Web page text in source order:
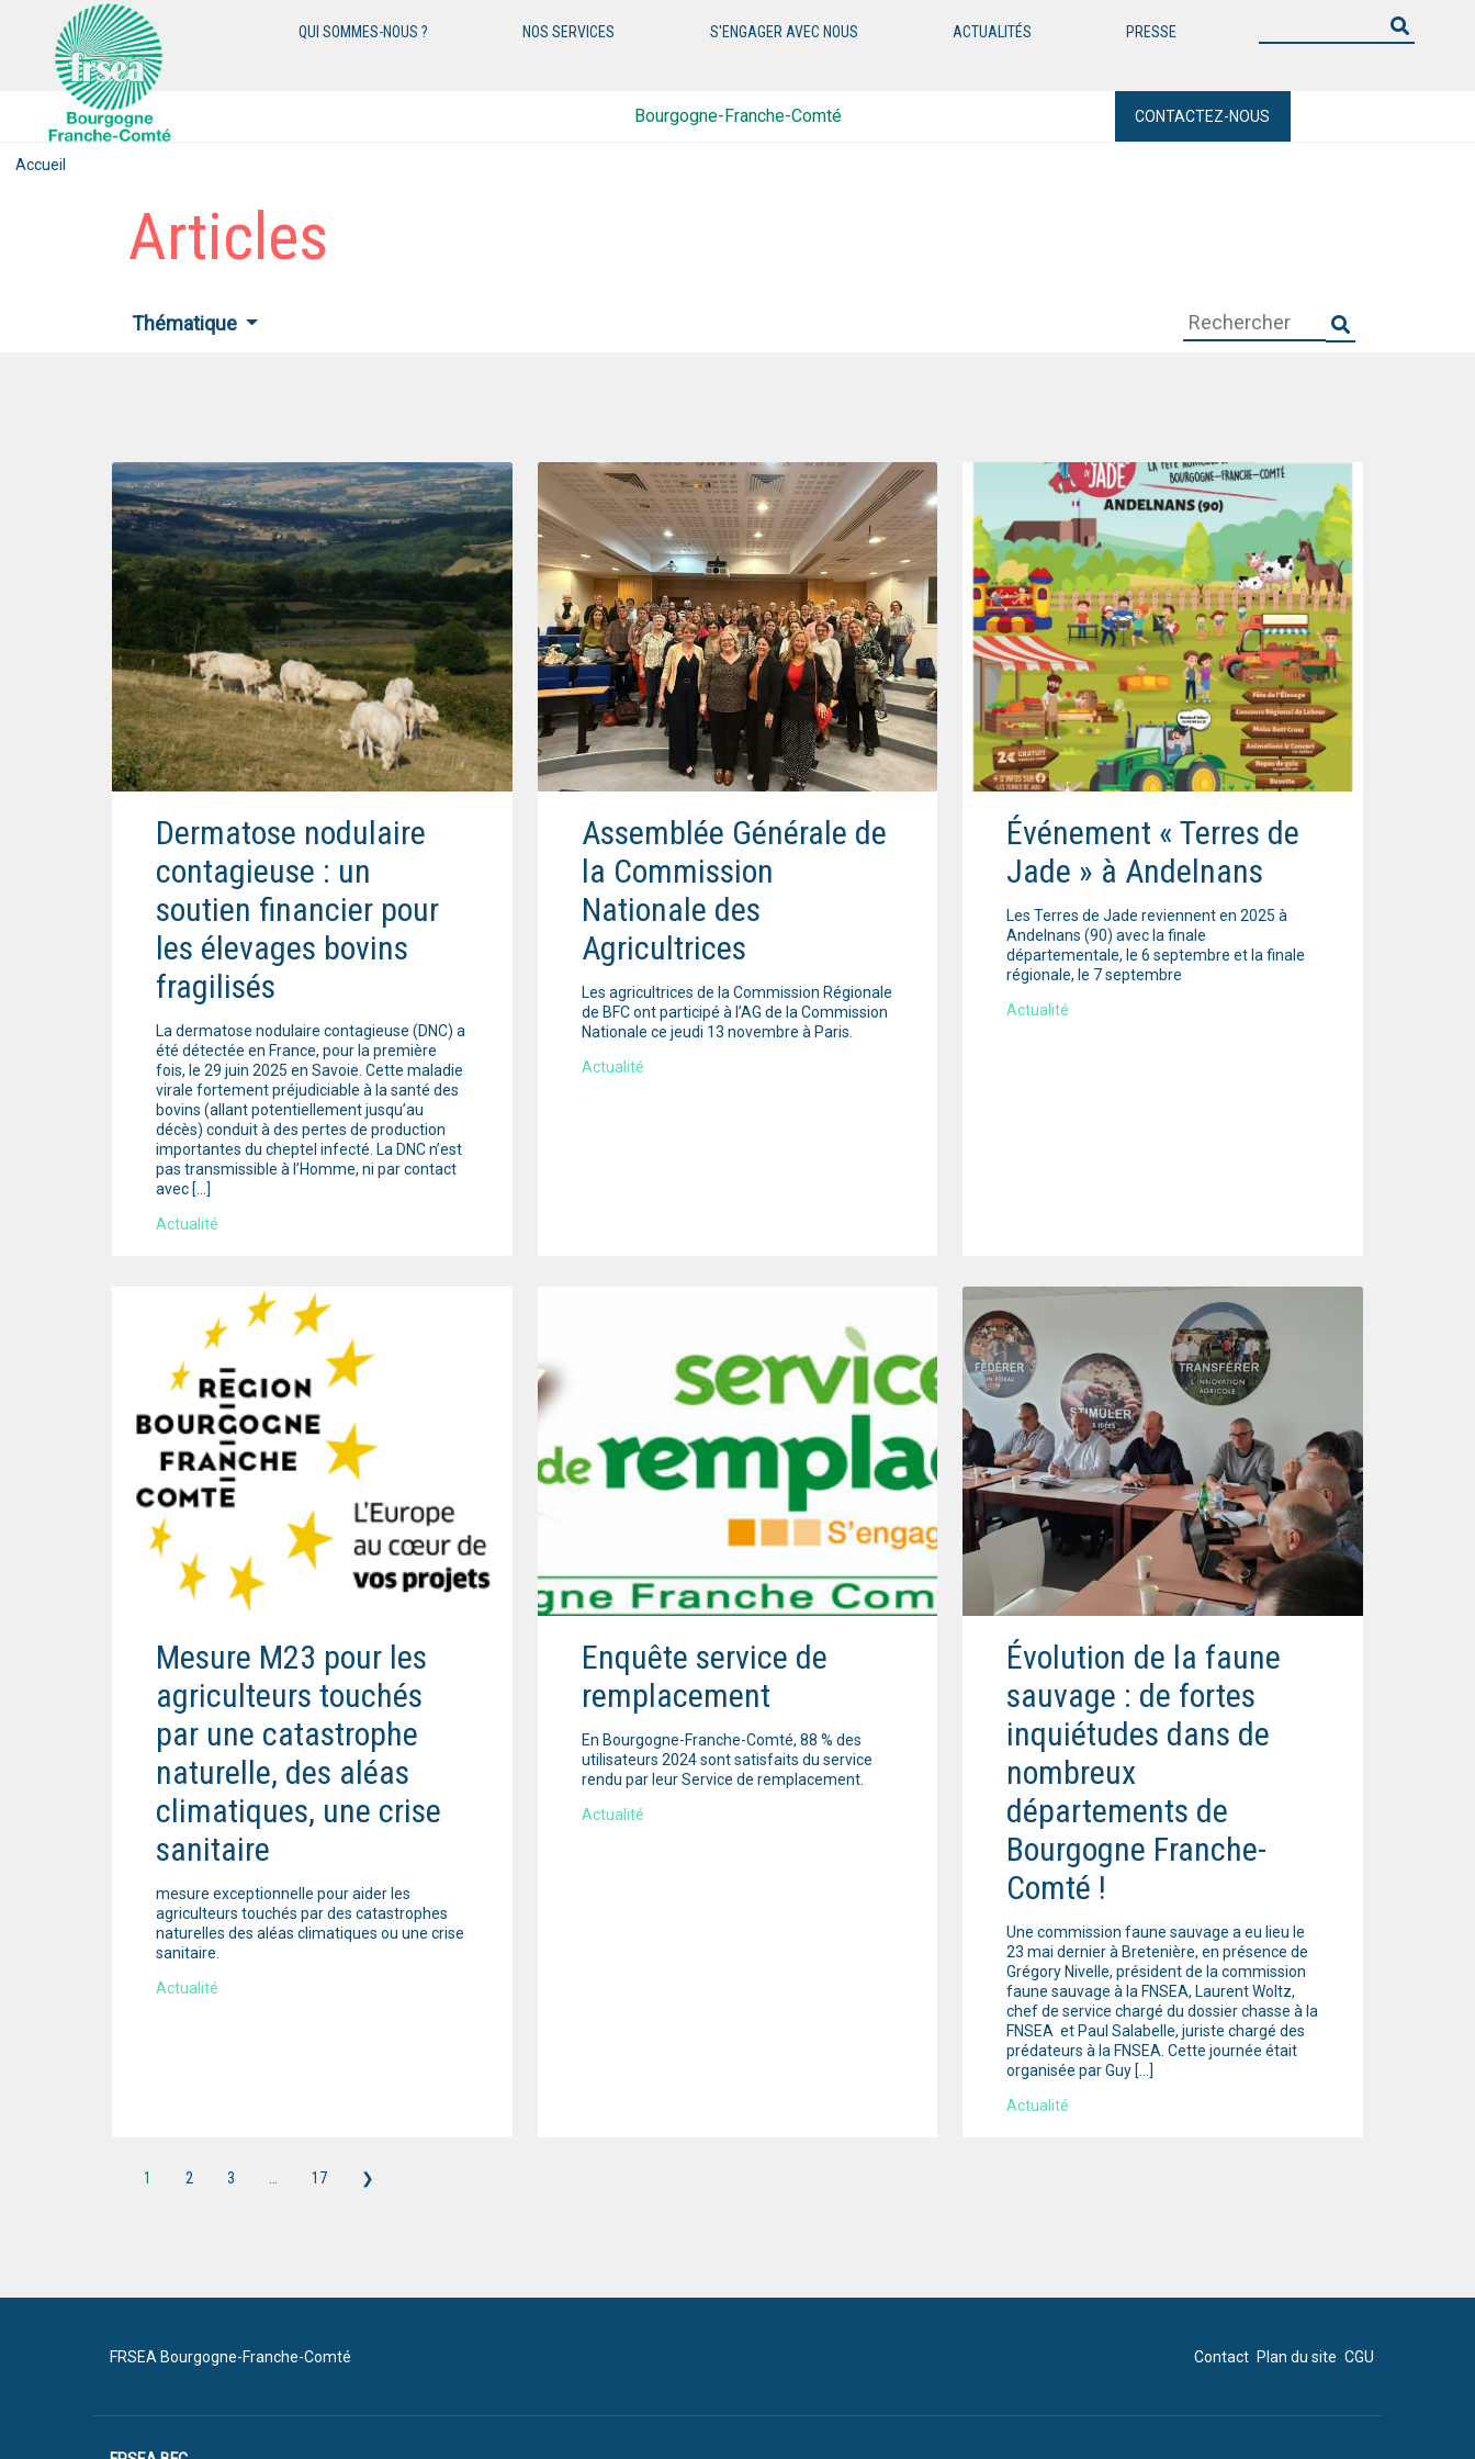
QUI SOMMES-NOUS ? NOS SERVICES S'ENGAGER AVEC NOUS ACTUALITÉS PRESSE
Bourgogne-Franche-Comté CONTACTEZ-NOUS
Accueil
Articles
Thématique
Dermatose nodulaire
contagieuse : un
soutien financier pour
les élevages bovins
fragilisés
La dermatose nodulaire contagieuse (DNC) a
été détectée en France, pour la première
fois, le 29 juin 2025 en Savoie. Cette maladie
virale fortement préjudiciable à la santé des
bovins (allant potentiellement jusqu’au
décès) conduit à des pertes de production
importantes du cheptel infecté. La DNC n’est
pas transmissible à l’Homme, ni par contact
avec […]
Actualité
Assemblée Générale de
la Commission
Nationale des
Agricultrices
Les agricultrices de la Commission Régionale
de BFC ont participé à l’AG de la Commission
Nationale ce jeudi 13 novembre à Paris.
Actualité
Événement « Terres de
Jade » à Andelnans
Les Terres de Jade reviennent en 2025 à
Andelnans (90) avec la finale
départementale, le 6 septembre et la finale
régionale, le 7 septembre
Actualité
Mesure M23 pour les
agriculteurs touchés
par une catastrophe
naturelle, des aléas
climatiques, une crise
sanitaire
mesure exceptionnelle pour aider les
agriculteurs touchés par des catastrophes
naturelles des aléas climatiques ou une crise
sanitaire.
Actualité
Enquête service de
remplacement
En Bourgogne-Franche-Comté, 88 % des
utilisateurs 2024 sont satisfaits du service
rendu par leur Service de remplacement.
Actualité
Évolution de la faune
sauvage : de fortes
inquiétudes dans de
nombreux
départements de
Bourgogne Franche-
Comté !
Une commission faune sauvage a eu lieu le
23 mai dernier à Bretenière, en présence de
Grégory Nivelle, président de la commission
faune sauvage à la FNSEA, Laurent Woltz,
chef de service chargé du dossier chasse à la
FNSEA et Paul Salabelle, juriste chargé des
prédateurs à la FNSEA. Cette journée était
organisée par Guy […]
Actualité
1 2 3 17 ❯
FRSEA Bourgogne-Franche-Comté Contact Plan du site CGU